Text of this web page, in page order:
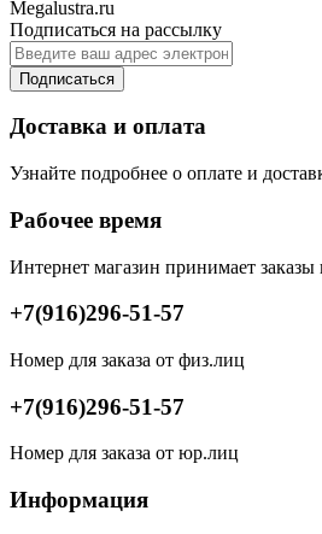
Megalustra.ru
Подписаться на рассылку
Подписаться
Доставка и оплата
Узнайте подробнее о оплате и
Рабочее время
Интернет магазин принимает заказы
+7(916)296-51-57
Номер для заказа от физ.лиц
+7(916)296-51-57
Номер для заказа от юр.лиц
Информация